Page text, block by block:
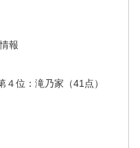
報
位：滝乃家（41点）